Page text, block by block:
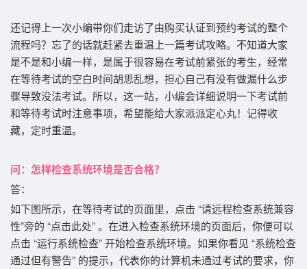
还记得上一次小编带你们走访了由购买认证到预约考试的整个
流程吗？忘了的话就赶紧去重温上一篇考试攻略。不知道大家
是不是和小编一样，是属于很容易在考试前紧张的考生，经常
在等待考试的空白时间胡思乱想，担心自己有没有做漏什么步
骤导致没法考试。所以，这一站，小编会详细说明一下考试前
和等待考试时注意事项，希望能给大家派派定心丸！记得收
藏，定时重温。
问：怎样检查系统环境是否合格？
答：
如下图所示，在等待考试的页面里，点击 “请远程检查系统兼容
性”旁的 “点击此处” 。在进入检查系统环境的页面后，你便可以
点击 “运行系统检查” 开始检查系统环境。如果你看见 “系统检查
通过但有警告” 的提示，代表你的计算机未通过考试的要求，你